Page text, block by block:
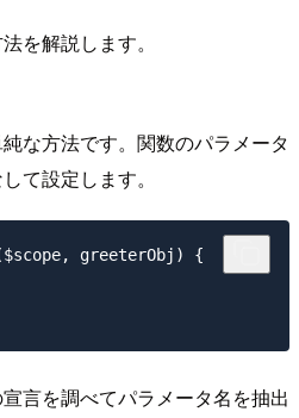
を解説します。
な方法です。関数のパラメータ
て設定します。
greeterObj) {
言を調べてパラメータ名を抽出